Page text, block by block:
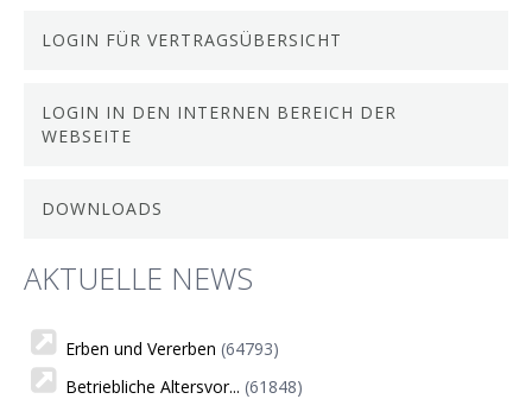
LOGIN FÜR VERTRAGSÜBERSICHT
LOGIN IN DEN INTERNEN BEREICH DER
WEBSEITE
DOWNLOADS
AKTUELLE NEWS
Erben und Vererben (64793)
Betriebliche Altersvor... (61848)